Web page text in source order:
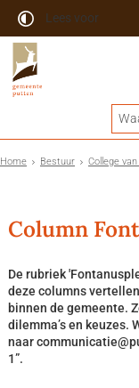
Lees voor
Home Bestuur College
Column
De rubriek
deze columns
binnen de gemeente.
dilemma’s en keuzes.
naar
1”.